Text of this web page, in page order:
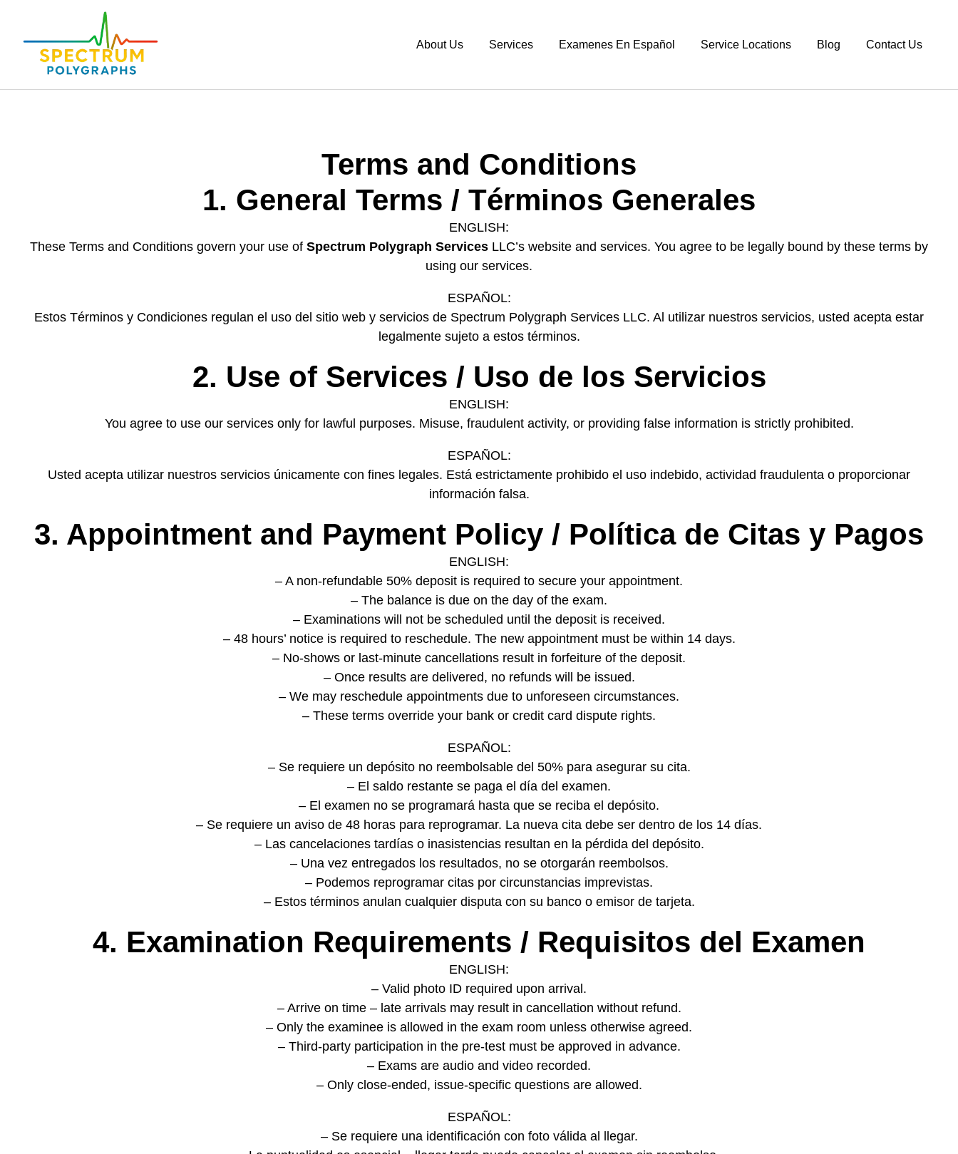
About Us Services Examenes En Español Service Locations Blog Contact Us
Terms and Conditions
1. General Terms / Términos Generales
ENGLISH:
These Terms and Conditions govern your use of Spectrum Polygraph Services LLC’s website and services. You agree to be legally bound by these terms by
using our services.
ESPAÑOL:
Estos Términos y Condiciones regulan el uso del sitio web y servicios de Spectrum Polygraph Services LLC. Al utilizar nuestros servicios, usted acepta estar
legalmente sujeto a estos términos.
2. Use of Services / Uso de los Servicios
ENGLISH:
You agree to use our services only for lawful purposes. Misuse, fraudulent activity, or providing false information is strictly prohibited.
ESPAÑOL:
Usted acepta utilizar nuestros servicios únicamente con fines legales. Está estrictamente prohibido el uso indebido, actividad fraudulenta o proporcionar
información falsa.
3. Appointment and Payment Policy / Política de Citas y Pagos
ENGLISH:
– A non-refundable 50% deposit is required to secure your appointment.
– The balance is due on the day of the exam.
– Examinations will not be scheduled until the deposit is received.
– 48 hours’ notice is required to reschedule. The new appointment must be within 14 days.
– No-shows or last-minute cancellations result in forfeiture of the deposit.
– Once results are delivered, no refunds will be issued.
– We may reschedule appointments due to unforeseen circumstances.
– These terms override your bank or credit card dispute rights.
ESPAÑOL:
– Se requiere un depósito no reembolsable del 50% para asegurar su cita.
– El saldo restante se paga el día del examen.
– El examen no se programará hasta que se reciba el depósito.
– Se requiere un aviso de 48 horas para reprogramar. La nueva cita debe ser dentro de los 14 días.
– Las cancelaciones tardías o inasistencias resultan en la pérdida del depósito.
– Una vez entregados los resultados, no se otorgarán reembolsos.
– Podemos reprogramar citas por circunstancias imprevistas.
– Estos términos anulan cualquier disputa con su banco o emisor de tarjeta.
4. Examination Requirements / Requisitos del Examen
ENGLISH:
– Valid photo ID required upon arrival.
– Arrive on time – late arrivals may result in cancellation without refund.
– Only the examinee is allowed in the exam room unless otherwise agreed.
– Third-party participation in the pre-test must be approved in advance.
– Exams are audio and video recorded.
– Only close-ended, issue-specific questions are allowed.
ESPAÑOL:
– Se requiere una identificación con foto válida al llegar.